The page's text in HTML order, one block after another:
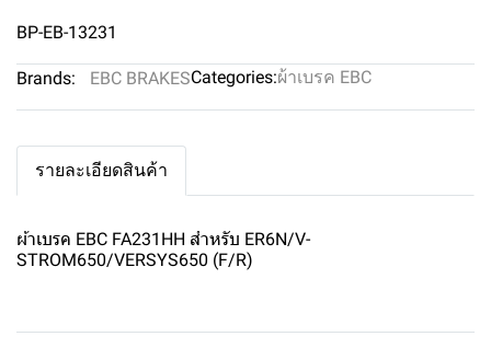
BP-EB-13231
Brands: EBC BRAKESCategories:ผ้าเบรค EBC
รายละเอียดสินค้า
ผ้าเบรค EBC FA231HH สำหรับ ER6N/V-
STROM650/VERSYS650 (F/R)